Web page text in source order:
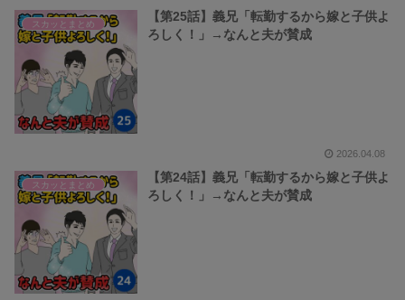
スカッとまとめ
【第25話】義兄「転勤するから嫁と子供よ
ろしく！」→なんと夫が賛成
2026.04.08
スカッとまとめ
【第24話】義兄「転勤するから嫁と子供よ
ろしく！」→なんと夫が賛成